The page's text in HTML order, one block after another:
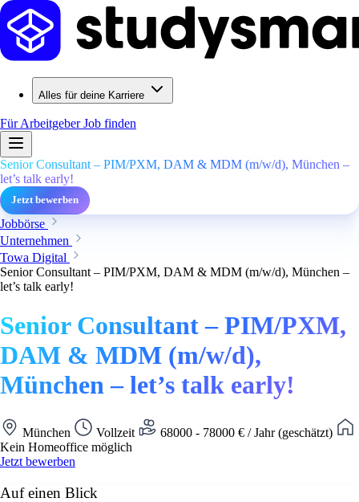
Alles für deine Karriere
Für ArbeitgeberJob finden
Senior Consultant – PIM/PXM, DAM & MDM (m/w/d), München –
let’s talk early!
Jetzt bewerben
Jobbörse
Unternehmen
Towa Digital
Senior Consultant – PIM/PXM, DAM & MDM (m/w/d), München –
let’s talk early!
Senior Consultant – PIM/PXM,
DAM & MDM (m/w/d),
München – let’s talk early!
München Vollzeit
68000 - 78000 € / Jahr (geschätzt)
Kein Homeoffice möglich
Jetzt bewerben
Auf einen Blick